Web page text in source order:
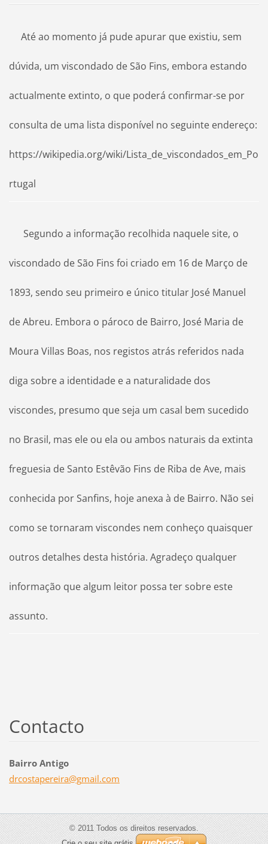
Até ao momento já pude apurar que existiu, sem
dúvida, um viscondado de São Fins, embora estando
actualmente extinto, o que poderá confirmar-se por
consulta de uma lista disponível no seguinte endereço:
https://wikipedia.org/wiki/Lista_de_viscondados_em_Po
rtugal
Segundo a informação recolhida naquele site, o
viscondado de São Fins foi criado em 16 de Março de
1893, sendo seu primeiro e único titular José Manuel
de Abreu. Embora o pároco de Bairro, José Maria de
Moura Villas Boas, nos registos atrás referidos nada
diga sobre a identidade e a naturalidade dos
viscondes, presumo que seja um casal bem sucedido
no Brasil, mas ele ou ela ou ambos naturais da extinta
freguesia de Santo Estêvão Fins de Riba de Ave, mais
conhecida por Sanfins, hoje anexa à de Bairro. Não sei
como se tornaram viscondes nem conheço quaisquer
outros detalhes desta história. Agradeço qualquer
informação que algum leitor possa ter sobre este
assunto.
Contacto
Bairro Antigo
drcostapereira@gmail.com
© 2011 Todos os direitos reservados.